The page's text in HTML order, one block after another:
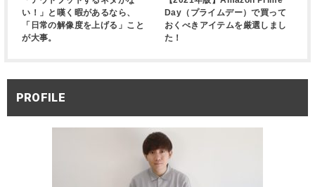
い！」と嘆く暇があるなら、
「日常の解像度を上げる」こと
が大事。
Day（プライムデー）で買って
おくべきアイテムを厳選しまし
た！
PROFILE